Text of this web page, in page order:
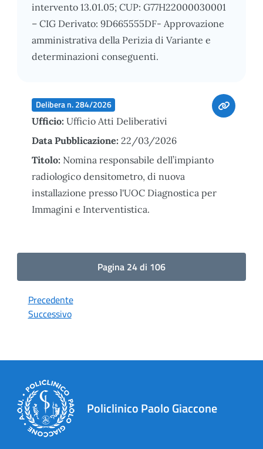
intervento 13.01.05; CUP: G77H22000030001
– CIG Derivato: 9D665555DF- Approvazione
amministrativa della Perizia di Variante e
determinazioni conseguenti.
Delibera n. 284/2026
Ufficio: Ufficio Atti Deliberativi
Data Pubblicazione: 22/03/2026
Titolo: Nomina responsabile dell’impianto
radiologico densitometro, di nuova
installazione presso l'UOC Diagnostica per
Immagini e Interventistica.
Pagina 24 di 106
Precedente
Successivo
Policlinico Paolo Giaccone